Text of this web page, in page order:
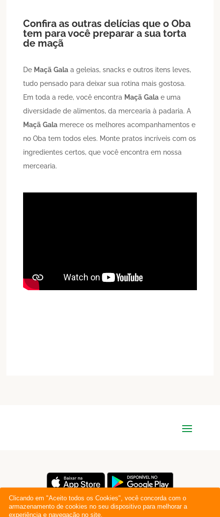
Confira as outras delícias que o Oba
tem para você preparar a sua torta
de maçã
De Maçã Gala a geleias, snacks e outros itens leves,
tudo pensado para deixar sua rotina mais gostosa.
Em toda a rede, você encontra Maçã Gala e uma
diversidade de alimentos, da mercearia à padaria. A
Maçã Gala merece os melhores acompanhamentos e
no Oba tem todos eles. Monte pratos incríveis com os
ingredientes certos, que você encontra em nossa
mercearia.
Clicando em "Aceito todos os Cookies", você concorda com o
armazenamento de cookies no seu dispositivo para melhorar a
experiência e navegação no site.